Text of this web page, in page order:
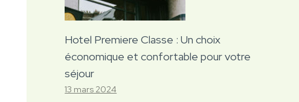
Hotel Premiere Classe : Un choix
économique et confortable pour votre
séjour
13 mars 2024